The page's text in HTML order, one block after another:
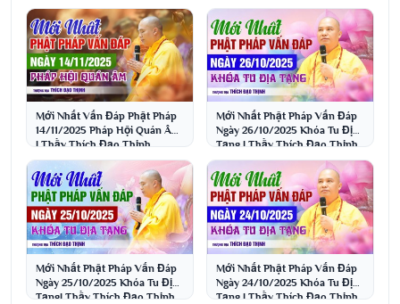
Mới Nhất Vấn Đáp Phật Pháp
14/11/2025 Pháp Hội Quán Âm
| Thầy Thích Đạo Thịnh
Mới Nhất Phật Pháp Vấn Đáp
Ngày 26/10/2025 Khóa Tu Địa
Tạng | Thầy Thích Đạo Thịnh
Mới Nhất Phật Pháp Vấn Đáp
Ngày 25/10/2025 Khóa Tu Địa
Tạng| Thầy Thích Đạo Thịnh
Mới Nhất Phật Pháp Vấn Đáp
Ngày 24/10/2025 Khóa Tu Địa
Tạng | Thầy Thích Đạo Thịnh